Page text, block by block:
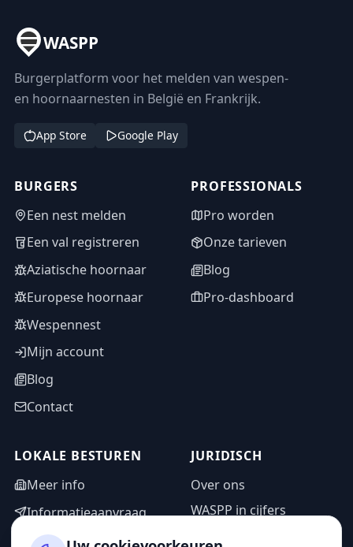
WASPP
Burgerplatform voor het melden van wespen-
en hoornaarnesten in België en Frankrijk.
App Store Google Play
BURGERS
Een nest melden
Een val registreren
Aziatische hoornaar
Europese hoornaar
Wespennest
Mijn account
Blog
Contact
PROFESSIONALS
Pro worden
Onze tarieven
Blog
Pro-dashboard
LOKALE BESTUREN
Meer info
Informatieaanvraag
Adminzone
JURIDISCH
Over ons
WASPP in cijfers